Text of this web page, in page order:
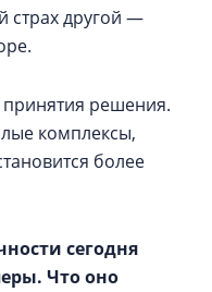
страх другой —
решения.
комплексы,
более
сегодня
Что оно